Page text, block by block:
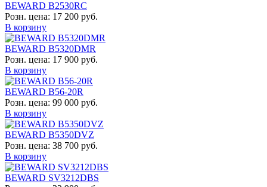
BEWARD B2530RC
Розн. цена: 17 200 руб.
В корзину
BEWARD B5320DMR
Розн. цена: 17 900 руб.
В корзину
BEWARD B56-20R
Розн. цена: 99 000 руб.
В корзину
BEWARD B5350DVZ
Розн. цена: 38 700 руб.
В корзину
BEWARD SV3212DBS